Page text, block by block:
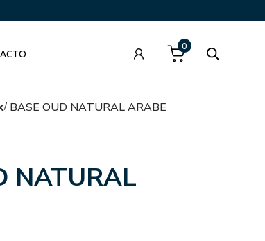
0
BASE OUD NATURAL ARABE
NATURAL